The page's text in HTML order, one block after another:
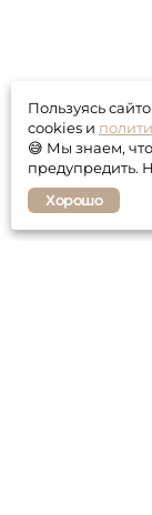
Пользуясь
cookies и
😅 Мы знаем,
предупредить.
Хорошо